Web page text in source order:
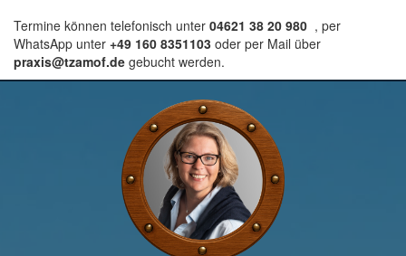
Termine können telefonisch unter 04621 38 20 980 , per
WhatsApp unter +49 160 8351103 oder per Mail über
praxis@tzamof.de gebucht werden.